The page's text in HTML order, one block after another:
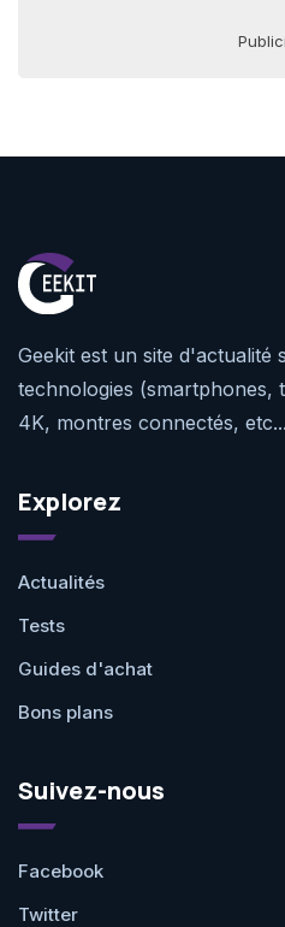
Geekit est un site d'actualité
technologies (smartphones,
4K, montres connectés,
Explorez
Actualités
Tests
Guides d'achat
Bons plans
Suivez-nous
Facebook
Twitter